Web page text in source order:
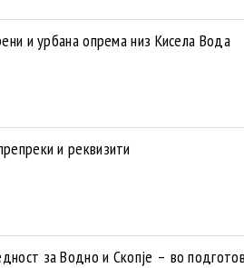
и урбана опрема низ Кисела Вода
и реквизити
за Водно и Скопје – во